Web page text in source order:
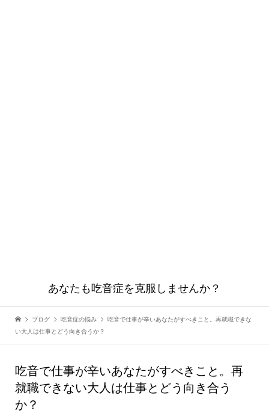
あなたも吃音症を克服しませんか？
ブログ 吃音症の悩み
吃音で仕事が辛いあなたがすべきこと。再就職できな
い大人は仕事とどう向き合うか？
吃音で仕事が辛いあなたがすべきこと。再
就職できない大人は仕事とどう向き合う
か？